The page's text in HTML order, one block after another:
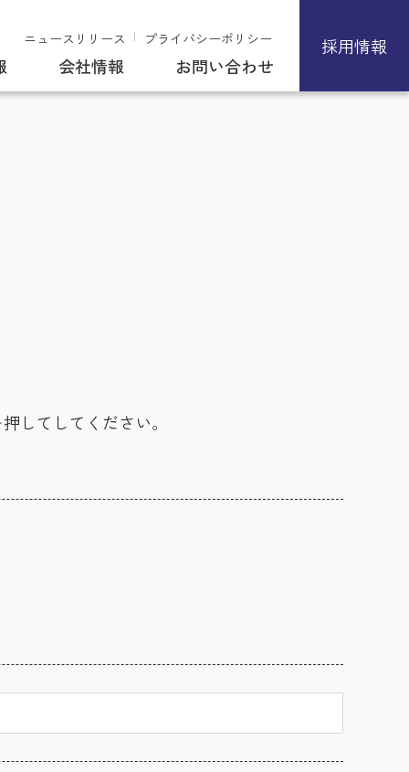
ニュースリリース プライバシーポリシー
会社情報 お問い合わせ
採用情報
してしてください。